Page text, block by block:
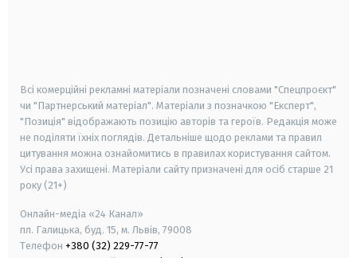
Всі комерційні рекламні матеріали позначені словами "Спецпроєкт"
чи "Партнерський матеріал". Матеріали з позначкою "Експерт",
"Позиція" відображають позицію авторів та героїв. Редакція може
не поділяти їхніх поглядів. Детальніше щодо реклами та правил
цитування можна ознайомитись в правилах користування сайтом.
Усі права захищені. Матеріали сайту призначені для осіб старше 21
року (21+)
Онлайн-медіа «24 Канал»
пл. Галицька, буд. 15, м. Львів, 79008
Телефон +380 (32) 229-77-77